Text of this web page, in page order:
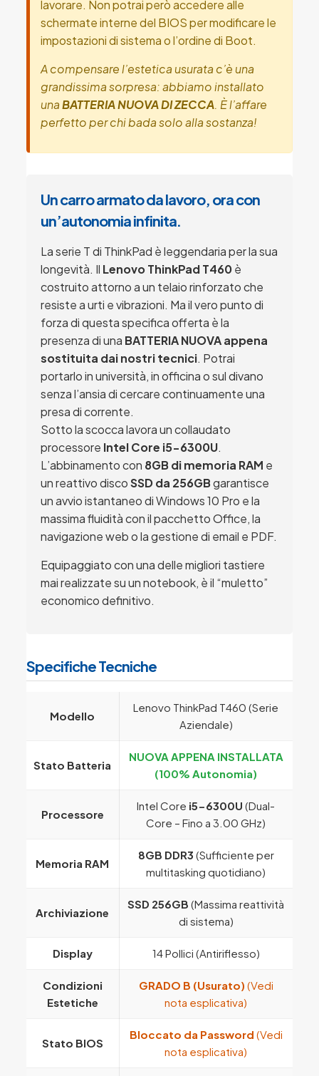
lavorare. Non potrai però accedere alle
schermate interne del BIOS per modificare le
impostazioni di sistema o l’ordine di Boot.
A compensare l’estetica usurata c’è una
grandissima sorpresa: abbiamo installato
unaBATTERIA NUOVA DI ZECCA. È l’affare
perfetto per chi bada solo alla sostanza!
Un carro armato da lavoro, ora con
un’autonomia infinita.
La serie T di ThinkPad è leggendaria per la sua
longevità. Il Lenovo ThinkPad T460è
costruito attorno a un telaio rinforzato che
resiste a urti e vibrazioni. Ma il vero punto di
forza di questa specifica offerta è la
presenza di una BATTERIA NUOVA appena
sostituita dai nostri tecnici. Potrai
portarlo in università, in officina o sul divano
senza l’ansia di cercare continuamente una
presa di corrente.
Sotto la scocca lavora un collaudato
processore Intel Core i5-6300U.
L’abbinamento con 8GB di memoria RAM e
un reattivo discoSSD da 256GBgarantisce
un avvio istantaneo di Windows 10 Pro e la
massima fluidità con il pacchetto Office, la
navigazione web o la gestione di email e PDF.
Equipaggiato con una delle migliori tastiere
mai realizzate su un notebook, è il “muletto”
economico definitivo.
Specifiche Tecniche
Modello
Lenovo ThinkPad T460 (Serie
Aziendale)
Stato Batteria
NUOVA APPENA INSTALLATA
(100% Autonomia)
Processore
Intel Core i5-6300U (Dual-
Core – Fino a 3.00 GHz)
Memoria RAM
8GB DDR3 (Sufficiente per
multitasking quotidiano)
Archiviazione
SSD 256GB (Massima reattività
di sistema)
Display 14 Pollici (Antiriflesso)
Condizioni
Estetiche
GRADO B (Usurato) (Vedi
nota esplicativa)
Stato BIOS
Bloccato da Password (Vedi
nota esplicativa)